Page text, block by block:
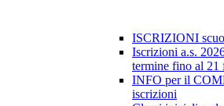
ISCRIZIONI
Iscrizioni a.s.
termine fino al 21
INFO per il
iscrizioni